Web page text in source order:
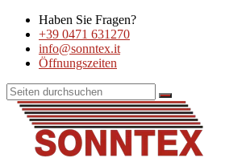
Haben Sie Fragen?
+39 0471 631270
info@sonntex.it
Öffnungszeiten